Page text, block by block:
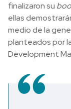
finalizaron su
ellas
medio de la
planteados por
Development